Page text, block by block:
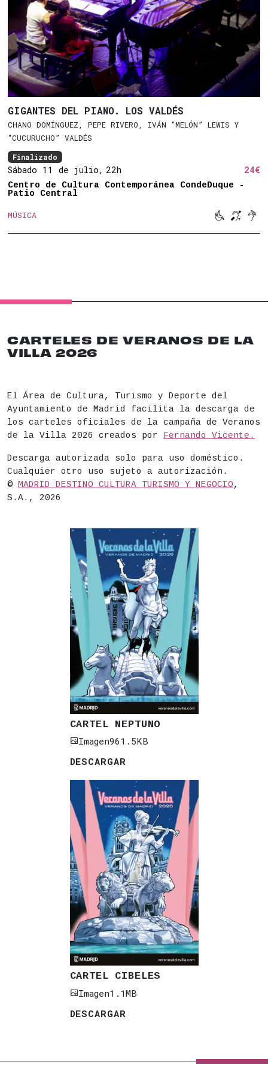
GIGANTES DEL PIANO. LOS VALDÉS
CHANO DOMÍNGUEZ, PEPE RIVERO, IVÁN “MELÓN” LEWIS Y
“CUCURUCHO” VALDÉS
Finalizado
Sábado 11 de julio, 22h 24€
Centro de Cultura Contemporánea CondeDuque -
Patio Central
MÚSICA Movilidad

Bucle

CARTELES DE VERANOS DE LA
VILLA 2026
El Área de Cultura, Turismo y Deporte del
Ayuntamiento de Madrid facilita la descarga de
los carteles oficiales de la campaña de Veranos
de la Villa 2026 creados por Fernando Vicente.
Descarga autorizada solo para uso doméstico.
Cualquier otro uso sujeto a autorización.
© MADRID DESTINO CULTURA TURISMO Y NEGOCIO,
S.A., 2026
CARTEL NEPTUNO
Imagen961.5KB
DESCARGAR
CARTEL CIBELES
Imagen1.1MB
DESCARGAR